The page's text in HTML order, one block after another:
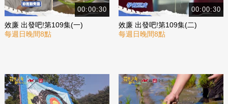
00:00:30
效廉 出發吧!第109集(一)
每週日晚間8點
00:00:30
效廉 出發吧!第109集(二)
每週日晚間8點